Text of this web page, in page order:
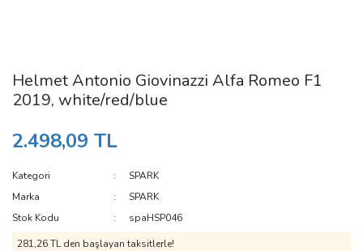
Helmet Antonio Giovinazzi Alfa Romeo F1
2019, white/red/blue
2.498,09 TL
Kategori
SPARK
Marka
SPARK
Stok Kodu
spaHSP046
281,26 TL den başlayan taksitlerle!